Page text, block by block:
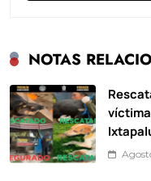
NOTAS